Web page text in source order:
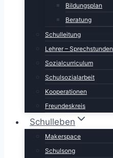
Bildungsplan
Beratung
Schulleitung
Lehrer – Sprechstunden
Sozialcurriculum
Schulsozialarbeit
Kooperationen
Freundeskreis
Schulleben
Makerspace
Schulsong